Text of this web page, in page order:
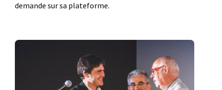
demande sur sa plateforme.